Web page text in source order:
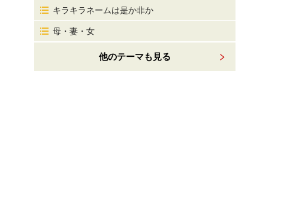
キラキラネームは是か非か
母・妻・女
他のテーマも見る